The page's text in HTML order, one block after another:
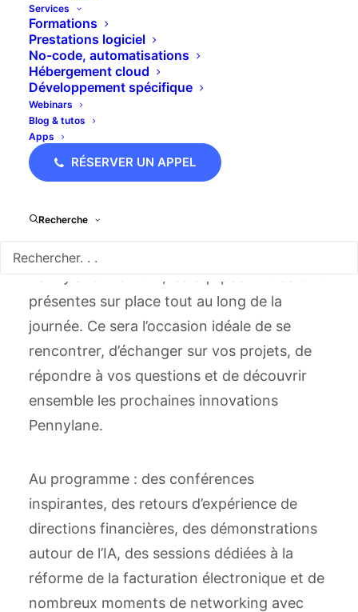
Services
Formations
Prestations logiciel
No-code, automatisations
Hébergement cloud
Développement spécifique
Webinars
Blog & tutos
Apps
RÉSERVER UN APPEL
Recherche
Le mardi 22 septembre 2026, Pennylane
organise DafTech, l’événement dédié aux
DAF, directions financières, directions
comptables et dirigeants de PME qui veulent
prendre de l’avance sur les grands enjeux
En tant que partenaire et intégrateur
présentes sur place tout au long de la
journée. Ce sera l’occasion idéale de se
rencontrer, d’échanger sur vos projets, de
répondre à vos questions et de découvrir
ensemble les prochaines innovations
Pennylane.
Au programme : des conférences
inspirantes, des retours d’expérience de
directions financières, des démonstrations
autour de l’IA, des sessions dédiées à la
réforme de la facturation électronique et de
nombreux moments de networking avec